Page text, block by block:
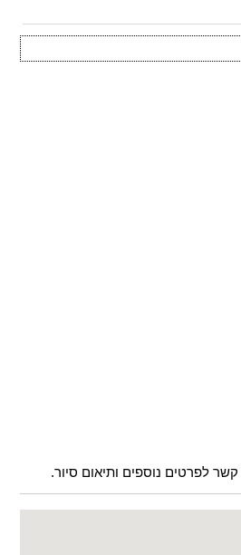
לפרטים נוספים ותיאום סיור.